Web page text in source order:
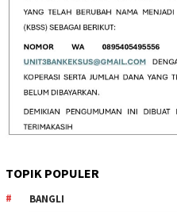
TOPIK POPULER
BANGLI